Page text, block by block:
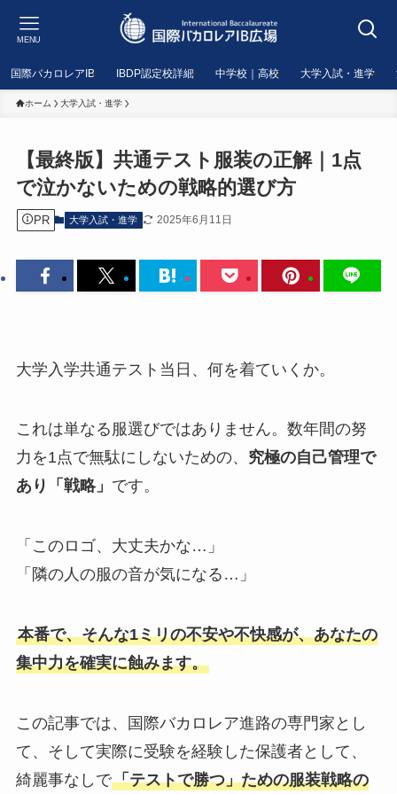
MENU
国際バカロレアIB IBDP認定校詳細 中学校｜高校 大学入試・進学
ホーム 大学入試・進学
【最終版】共通テスト服装の正解｜1点
で泣かないための戦略的選び方
PR 大学入試・進学 2025年6月11日
大学入学共通テスト当日、何を着ていくか。
これは単なる服選びではありません。数年間の努
力を1点で無駄にしないための、 究極の自己管理で
あり「戦略」 です。
「このロゴ、大丈夫かな…」
「隣の人の服の音が気になる…」
本番で、そんな1ミリの不安や不快感が、あなたの
集中力を確実に蝕みます。
この記事では、国際バカロレア進路の専門家とし
て、そして実際に受験を経験した保護者として、
綺麗事なしで「テストで勝つ」ための服装戦略の